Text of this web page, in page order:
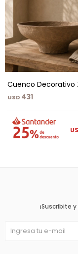
Cuenco Decorativo
USD 431
¡Suscribite